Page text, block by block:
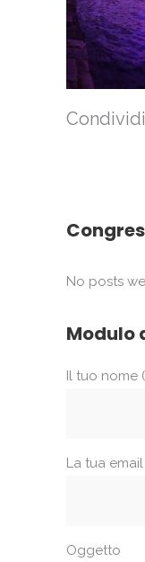
No posts
Modulo
Il tuo nome
La tua
Oggetto